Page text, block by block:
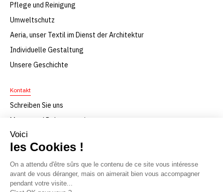
Pflege und Reinigung
Umweltschutz
Aeria, unser Textil im Dienst der Architektur
Individuelle Gestaltung
Unsere Geschichte
Kontakt
Schreiben Sie uns
Muster und Dokumentation
F.A.Q
Herunterladen